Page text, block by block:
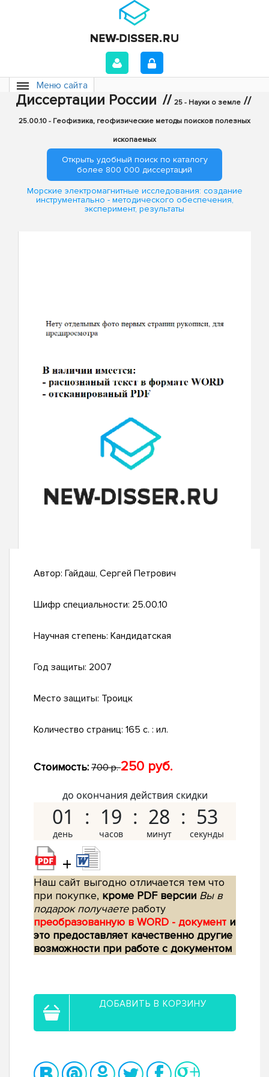
Меню сайта
Диссертации России // 25 - Науки о земле //
25.00.10 - Геофизика, геофизические методы поисков полезных
ископаемых
Открыть удобный поиск по каталогу
более 800 000 диссертаций
Морские электромагнитные исследования: создание
инструментально - методического обеспечения,
эксперимент, результаты
Автор: Гайдаш, Сергей Петрович
Шифр специальности: 25.00.10
Научная степень: Кандидатская
Год защиты: 2007
Место защиты: Троицк
Количество страниц: 165 с. : ил.
Стоимость: 700 р.250 руб.
до окончания действия скидки
01 19 28 52
+
Наш сайт выгодно отличается тем что
при покупке, кроме PDF версии Вы в
подарок получаетеработу
преобразованную в WORD - документ и
это предоставляет качественно другие
возможности при работе с документом
ДОБАВИТЬ В КОРЗИНУ